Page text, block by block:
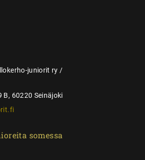
juniorit ry /
B, 60220 Seinäjoki
somessa